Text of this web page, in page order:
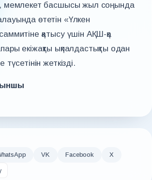
мемлекет басшысы жыл соңында
өтетін «Үлкен
қатысу үшін АҚШ-қа
екіжақты ықпалдастықты одан
түсетінін жеткізді.
VK Facebook X